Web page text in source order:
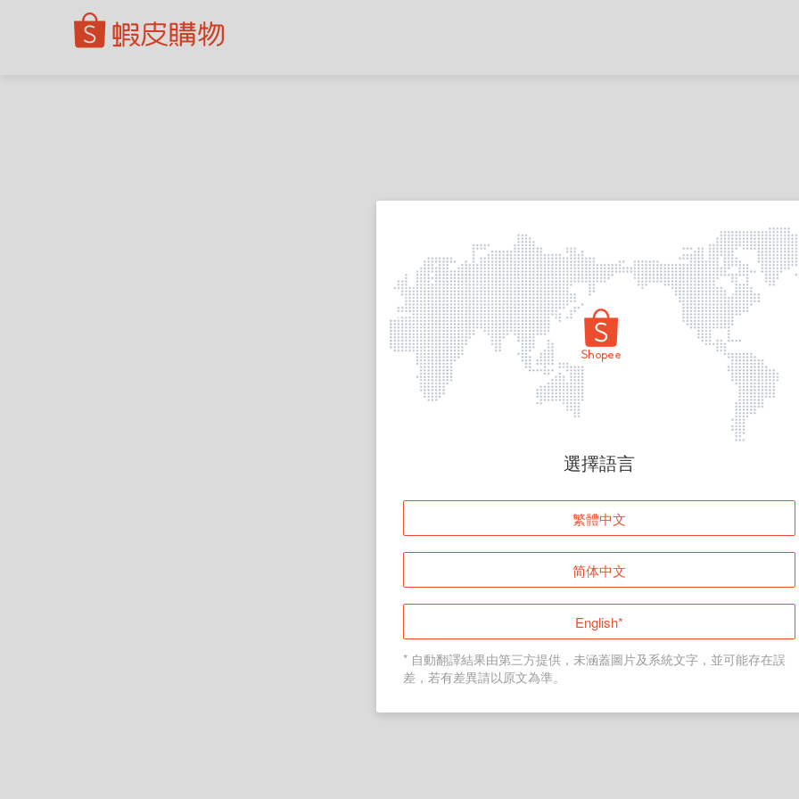
頁面無法顯示
登入
返回首頁
選擇語言
繁體中文
简体中文
English*
* 自動翻譯結果由第三方提供，未涵蓋圖片及系統文字，並可能存在誤
差，若有差異請以原文為準。